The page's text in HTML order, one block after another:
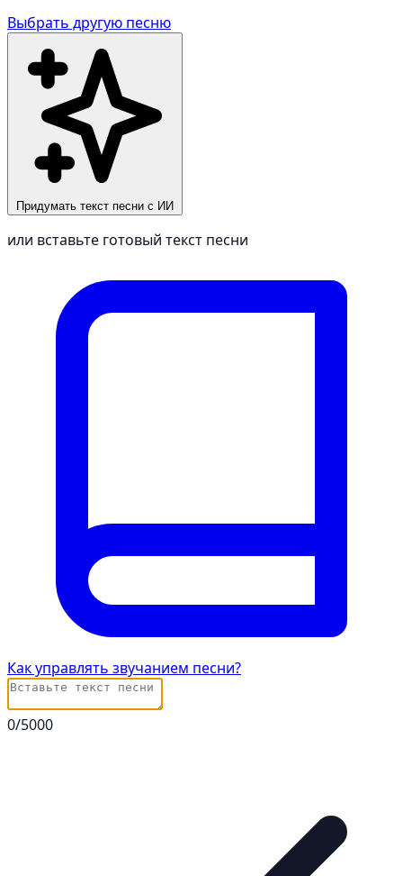
Выбрать другую песню
Придумать текст песни с ИИ
или вставьте готовый текст песни
Как управлять звучанием песни?
0/5000